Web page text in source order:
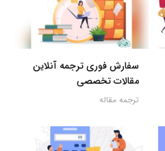
سفارش فوری ترجمه آنلاین
مقالات تخصصی
ترجمه مقاله